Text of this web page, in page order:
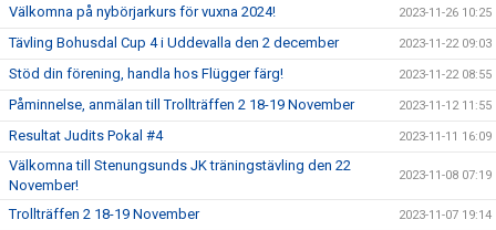
Välkomna på nybörjarkurs för vuxna 2024! 2023-11-26 10:25
Tävling Bohusdal Cup 4 i Uddevalla den 2 december 2023-11-22 09:03
Stöd din förening, handla hos Flügger färg! 2023-11-22 08:55
Påminnelse, anmälan till Trollträffen 2 18-19 November 2023-11-12 11:55
Resultat Judits Pokal #4 2023-11-11 16:09
Välkomna till Stenungsunds JK träningstävling den 22
November!
2023-11-08 07:19
Trollträffen 2 18-19 November 2023-11-07 19:14